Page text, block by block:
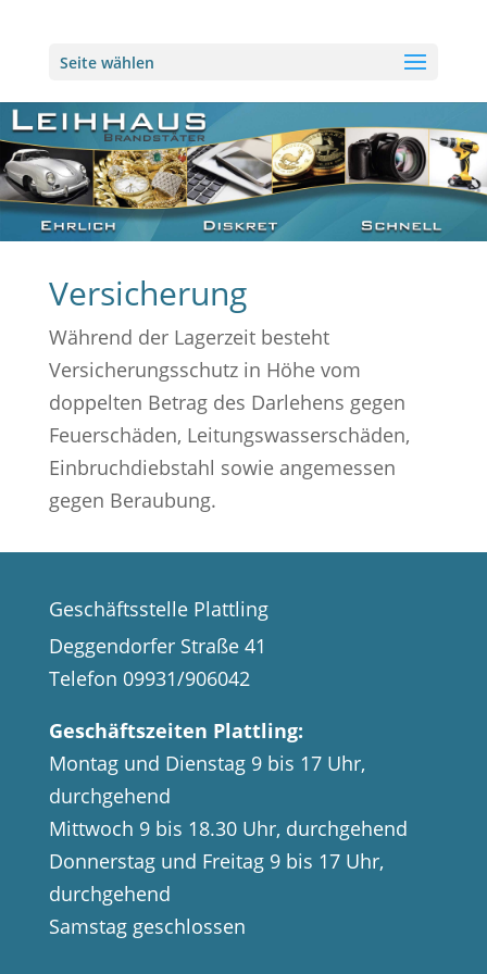
Seite wählen
Versicherung
Während der Lagerzeit besteht
Versicherungsschutz in Höhe vom
doppelten Betrag des Darlehens gegen
Feuerschäden, Leitungswasserschäden,
Einbruchdiebstahl sowie angemessen
gegen Beraubung.
Geschäftsstelle Plattling
Deggendorfer Straße 41
Telefon 09931/906042
Geschäftszeiten Plattling:
Montag und Dienstag 9 bis 17 Uhr,
durchgehend
Mittwoch 9 bis 18.30 Uhr, durchgehend
Donnerstag und Freitag 9 bis 17 Uhr,
durchgehend
Samstag geschlossen